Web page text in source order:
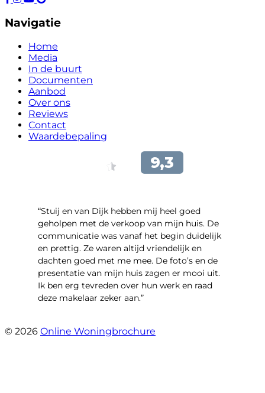
Navigatie
Home
Media
In de buurt
Documenten
Aanbod
Over ons
Reviews
Contact
Waardebepaling
“Stuij en van Dijk hebben mij heel goed
geholpen met de verkoop van mijn huis. De
communicatie was vanaf het begin duidelijk
en prettig. Ze waren altijd vriendelijk en
dachten goed met me mee. De foto’s en de
presentatie van mijn huis zagen er mooi uit.
Ik ben erg tevreden over hun werk en raad
deze makelaar zeker aan.”
© 2026 Online Woningbrochure